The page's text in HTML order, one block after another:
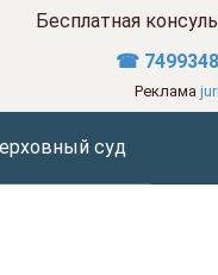
Бесплатная
☎
Реклама
суд